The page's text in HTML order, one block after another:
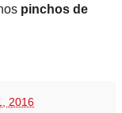
pinchos de
2016